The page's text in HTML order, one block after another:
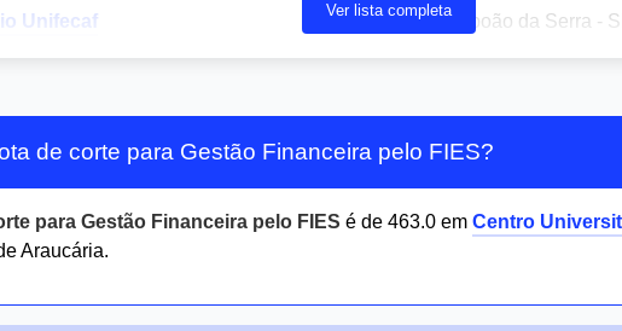
Ver lista completa
Unifecaf Taboão da Serra -
de corte para Gestão Financeira pelo FIES?
para Gestão Financeira pelo FIES é de 463.0 em Centro
Araucária.